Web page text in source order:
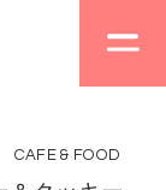
CAFE & FOOD